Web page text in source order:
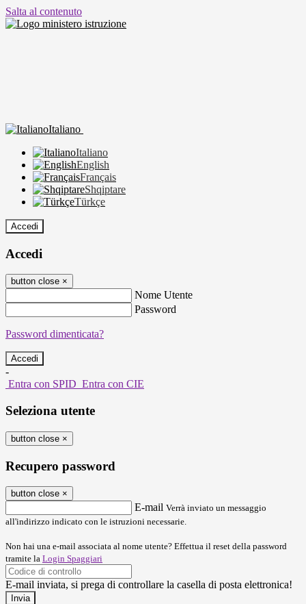
Salta al contenuto
Italiano
Italiano
English
Français
Shqiptare
Türkçe
Accedi
Accedi
button close ×
Nome Utente
Password
Password dimenticata?
-
Entra con SPID Entra con CIE
Seleziona utente
button close ×
Recupero password
button close ×
E-mail Verrà inviato un messaggio
all'indirizzo indicato con le istruzioni necessarie.
Non hai una e-mail associata al nome utente? Effettua il reset della password
tramite la Login Spaggiari
E-mail inviata, si prega di controllare la casella di posta elettronica!